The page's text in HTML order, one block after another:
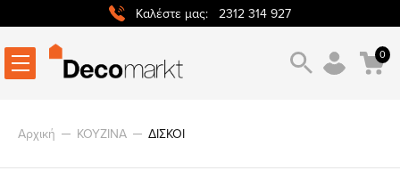
Καλέστε μας: 2312 314 927
0
Αρχική ΚΟΥΖΙΝΑ ΔΙΣΚΟΙ